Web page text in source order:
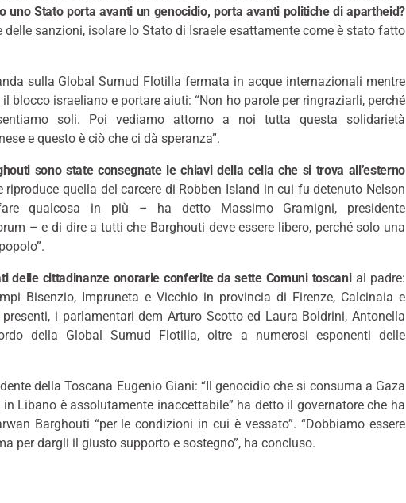
uno Stato porta avanti un genocidio, porta avanti politiche di apartheid?
delle sanzioni, isolare lo Stato di Israele esattamente come è stato fatto
sulla Global Sumud Flotilla fermata in acque internazionali mentre
blocco israeliano e portare aiuti: “Non ho parole per ringraziarli, perché
soli. Poi vediamo attorno a noi tutta questa solidarietà
e questo è ciò che ci dà speranza”.
sono state consegnate le chiavi della cella che si trova all’esterno
riproduce quella del carcere di Robben Island in cui fu detenuto Nelson
qualcosa in più – ha detto Massimo Gramigni, presidente
– e di dire a tutti che Barghouti deve essere libero, perché solo una
delle cittadinanze onorarie conferite da sette Comuni toscanial padre:
Bisenzio, Impruneta e Vicchio in provincia di Firenze, Calcinaia e
i parlamentari dem Arturo Scotto ed Laura Boldrini, Antonella
della Global Sumud Flotilla, oltre a numerosi esponenti delle
della Toscana Eugenio Giani: “Il genocidio che si consuma a Gaza
Libano è assolutamente inaccettabile” ha detto il governatore che ha
Barghouti “per le condizioni in cui è vessato”. “Dobbiamo essere
per dargli il giusto supporto e sostegno”, ha concluso.